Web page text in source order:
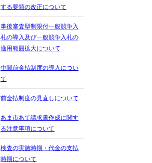
する要領の改正について
事後審査型制限付一般競争入
札の導入及び一般競争入札の
適用範囲拡大について
中間前金払制度の導入につい
て
前金払制度の見直しについて
あま市あて請求書作成に関す
る注意事項について
検査の実施時期・代金の支払
時期について